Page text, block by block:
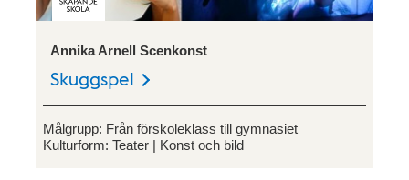
Annika Arnell Scenkonst
Skuggspel
Målgrupp: Från förskoleklass till gymnasiet
Kulturform: Teater Konst och bild